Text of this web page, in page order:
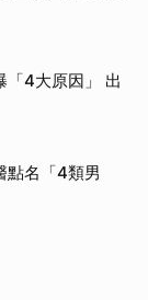
「4大原因」 出
點名「4類男